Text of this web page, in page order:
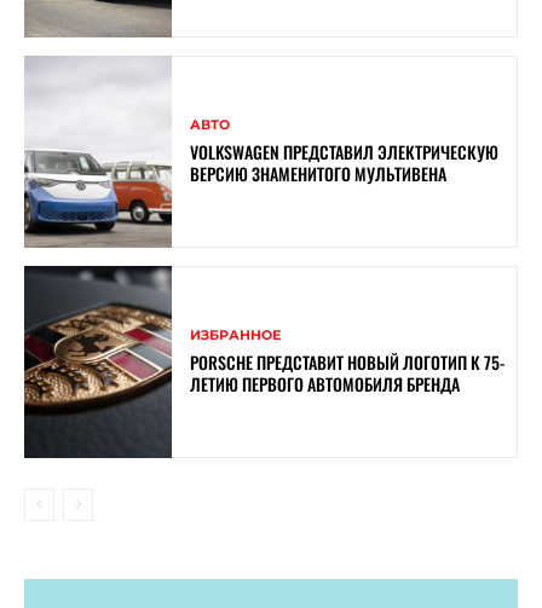
АВТО
VOLKSWAGEN ПРЕДСТАВИЛ ЭЛЕКТРИЧЕСКУЮ
ВЕРСИЮ ЗНАМЕНИТОГО МУЛЬТИВЕНА
ИЗБРАННОЕ
PORSCHE ПРЕДСТАВИТ НОВЫЙ ЛОГОТИП К 75-
ЛЕТИЮ ПЕРВОГО АВТОМОБИЛЯ БРЕНДА